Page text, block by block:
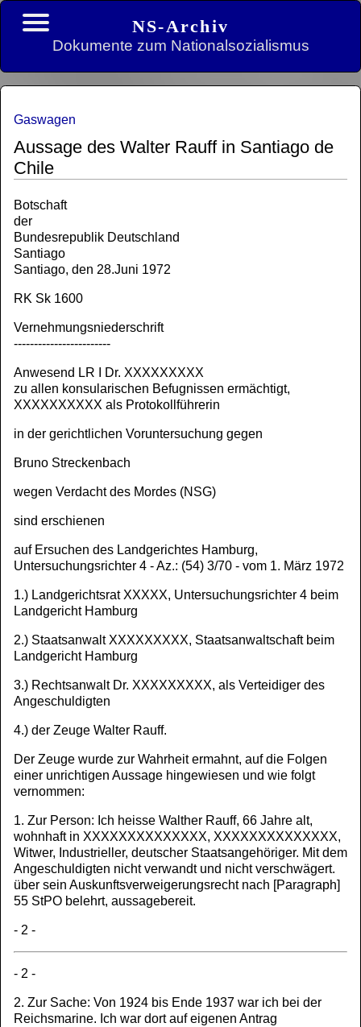
NS-Archiv
Dokumente zum Nationalsozialismus
Gaswagen
Aussage des Walter Rauff in Santiago de
Chile
Botschaft
der
Bundesrepublik Deutschland
Santiago
Santiago, den 28.Juni 1972
RK Sk 1600
Vernehmungsniederschrift
------------------------
Anwesend LR I Dr. XXXXXXXXX
zu allen konsularischen Befugnissen ermächtigt,
XXXXXXXXXX als Protokollführerin
in der gerichtlichen Voruntersuchung gegen
Bruno Streckenbach
wegen Verdacht des Mordes (NSG)
sind erschienen
auf Ersuchen des Landgerichtes Hamburg,
Untersuchungsrichter 4 - Az.: (54) 3/70 - vom 1. März 1972
1.) Landgerichtsrat XXXXX, Untersuchungsrichter 4 beim
Landgericht Hamburg
2.) Staatsanwalt XXXXXXXXX, Staatsanwaltschaft beim
Landgericht Hamburg
3.) Rechtsanwalt Dr. XXXXXXXXX, als Verteidiger des
Angeschuldigten
4.) der Zeuge Walter Rauff.
Der Zeuge wurde zur Wahrheit ermahnt, auf die Folgen
einer unrichtigen Aussage hingewiesen und wie folgt
vernommen:
1. Zur Person: Ich heisse Walther Rauff, 66 Jahre alt,
wohnhaft in XXXXXXXXXXXXXX, XXXXXXXXXXXXXX,
Witwer, Industrieller, deutscher Staatsangehöriger. Mit dem
Angeschuldigten nicht verwandt und nicht verschwägert.
über sein Auskunftsverweigerungsrecht nach [Paragraph]
55 StPO belehrt, aussagebereit.
- 2 -
- 2 -
2. Zur Sache: Von 1924 bis Ende 1937 war ich bei der
Reichsmarine. Ich war dort auf eigenen Antrag